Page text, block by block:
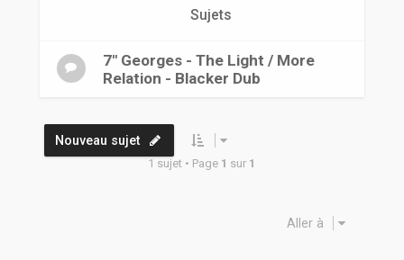
Sujets
7" Georges - The Light / More
Relation - Blacker Dub
Nouveau sujet
1 sujet • Page 1 sur 1
Aller à